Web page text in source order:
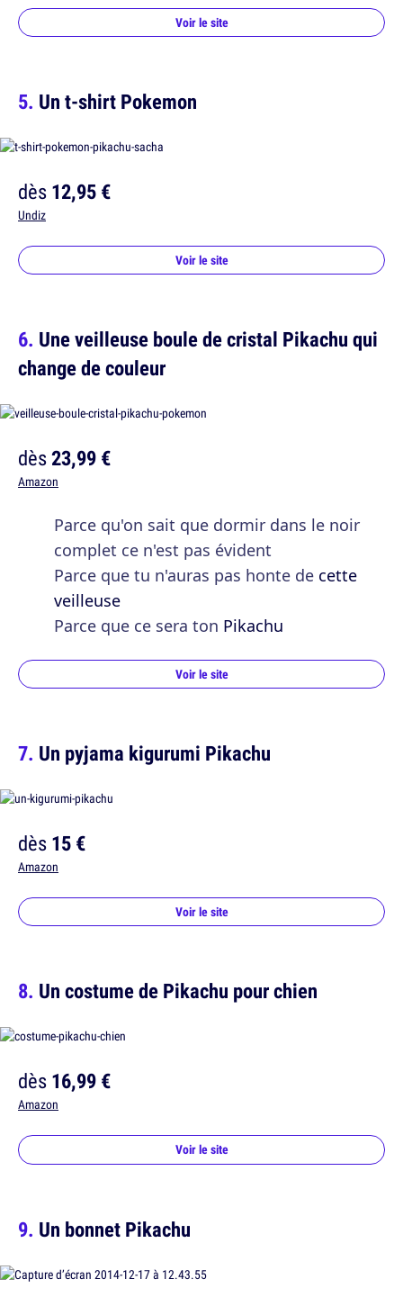
Voir le site
Un t-shirt Pokemon
dès12,95 €
Undiz
Voir le site
Une veilleuse boule de cristal Pikachu qui
change de couleur
dès23,99 €
Amazon
Parce qu'on sait que dormir dans le noir
complet ce n'est pas évident
Parce que tu n'auras pas honte de cette
veilleuse
Parce que ce sera ton Pikachu
Voir le site
Un pyjama kigurumi Pikachu
dès15 €
Amazon
Voir le site
Un costume de Pikachu pour chien
dès16,99 €
Amazon
Voir le site
Un bonnet Pikachu